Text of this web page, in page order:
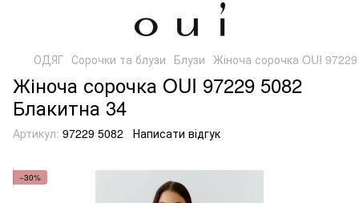
ОДЯГ Сорочки та блузи Блузи Жіноча сорочка OUI
Жіноча сорочка OUI 97229 5082
Блакитна 34
Артикул: 97229 5082 Написати відгук
−30%